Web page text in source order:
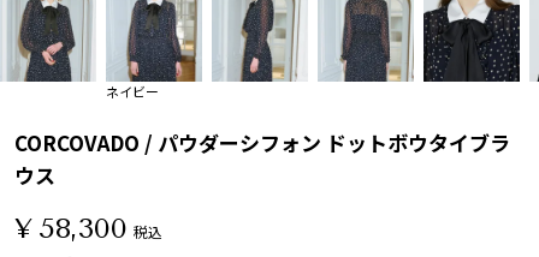
ネイビー
CORCOVADO / パウダーシフォン ドットボウタイブラ
ウス
¥ 58,300 税込